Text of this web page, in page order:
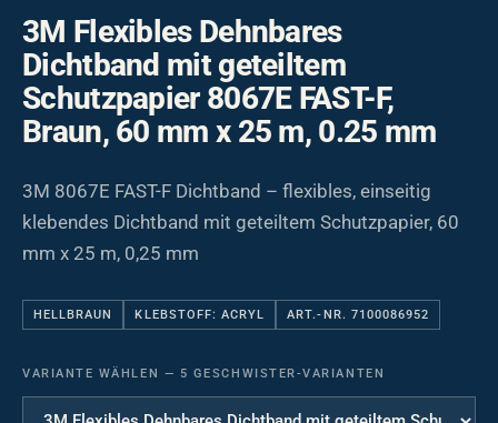
3M Flexibles Dehnbares
Dichtband mit geteiltem
Schutzpapier 8067E FAST-F,
Braun, 60 mm x 25 m, 0.25 mm
3M 8067E FAST-F Dichtband – flexibles, einseitig
klebendes Dichtband mit geteiltem Schutzpapier, 60
mm x 25 m, 0,25 mm
HELLBRAUN KLEBSTOFF: ACRYL ART.-NR. 7100086952
VARIANTE WÄHLEN — 5 GESCHWISTER-VARIANTEN